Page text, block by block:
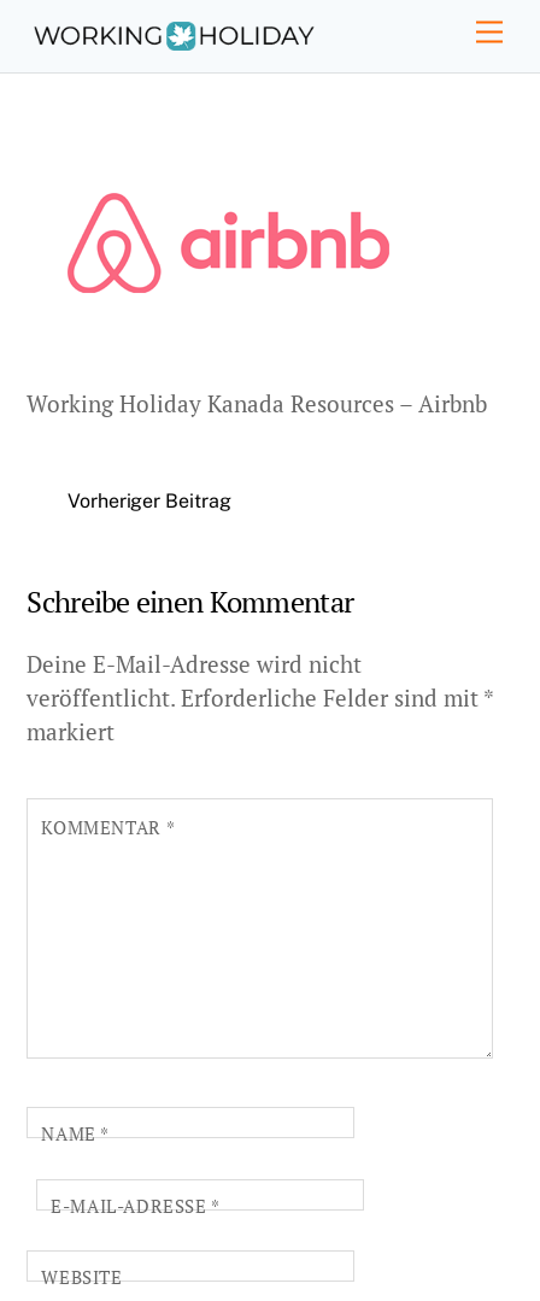
content
Working Holiday Kanada Resources – Airbnb
Vorheriger Beitrag
Schreibe einen Kommentar
Deine E-Mail-Adresse wird nicht
veröffentlicht. Erforderliche Felder sind mit *
markiert
KOMMENTAR *
NAME*
E-MAIL-ADRESSE*
WEBSITE